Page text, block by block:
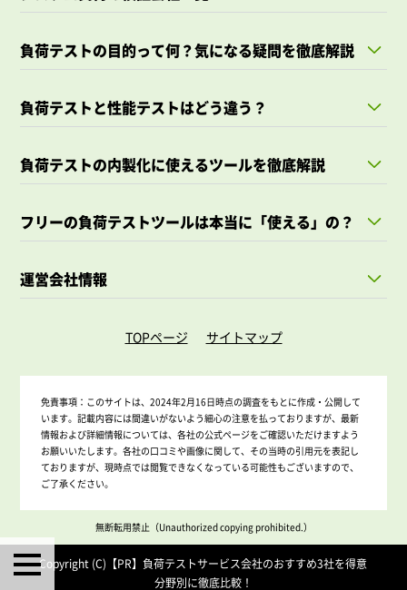
負荷テストの目的って何？気になる疑問を徹底解説
負荷テストと性能テストはどう違う？
負荷テストの内製化に使えるツールを徹底解説
フリーの負荷テストツールは本当に「使える」の？
運営会社情報
TOPページ サイトマップ
免責事項： このサイトは、2024年2月16日時点の調査をもとに作成・公開して
います。記載内容には間違いがないよう細心の注意を払っておりますが、最新
情報および詳細情報については、各社の公式ページをご確認いただけますよう
お願いいたします。各社の口コミや画像に関して、その当時の引用元を表記し
ておりますが、現時点では閲覧できなくなっている可能性もございますので、
ご了承ください。
無断転用禁止（Unauthorized copying prohibited.）
Copyright (C)【PR】負荷テストサービス会社のおすすめ3社を得意
分野別に徹底比較！